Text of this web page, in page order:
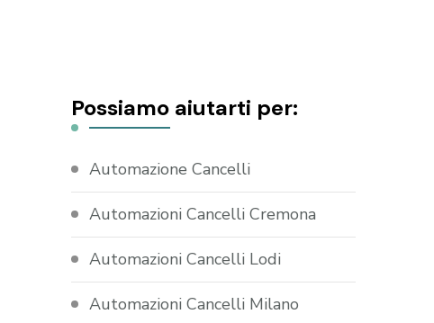
Possiamo aiutarti per:
Automazione Cancelli
Automazioni Cancelli Cremona
Automazioni Cancelli Lodi
Automazioni Cancelli Milano